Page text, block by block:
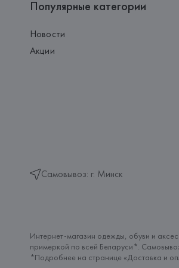
Популярные категории
Новости
Акции
Самовывоз: г. Минск
Интернет-магазин одежды, обуви и
примеркой по всей Беларуси*.
*Подробнее на странице «Доставка и